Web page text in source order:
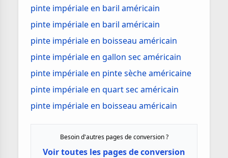
pinte impériale en baril américain
pinte impériale en baril américain
pinte impériale en boisseau américain
pinte impériale en gallon sec américain
pinte impériale en pinte sèche américaine
pinte impériale en quart sec américain
pinte impériale en boisseau américain
Besoin d'autres pages de conversion ?
Voir toutes les pages de conversion